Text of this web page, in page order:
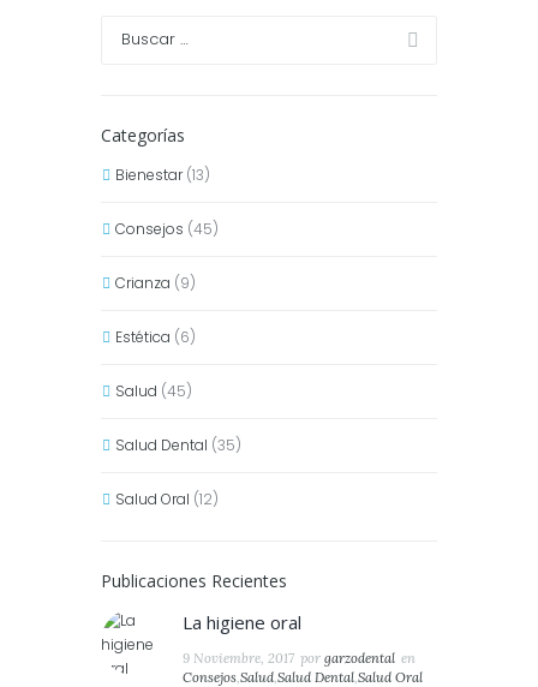
Categorías
Bienestar(13)
Consejos (45)
Crianza (9)
Estética (6)
Salud (45)
Salud Dental (35)
Salud Oral (12)
Publicaciones Recientes
La higiene oral
9 Noviembre, 2017 por garzodental en
Consejos, Salud, Salud Dental, Salud Oral